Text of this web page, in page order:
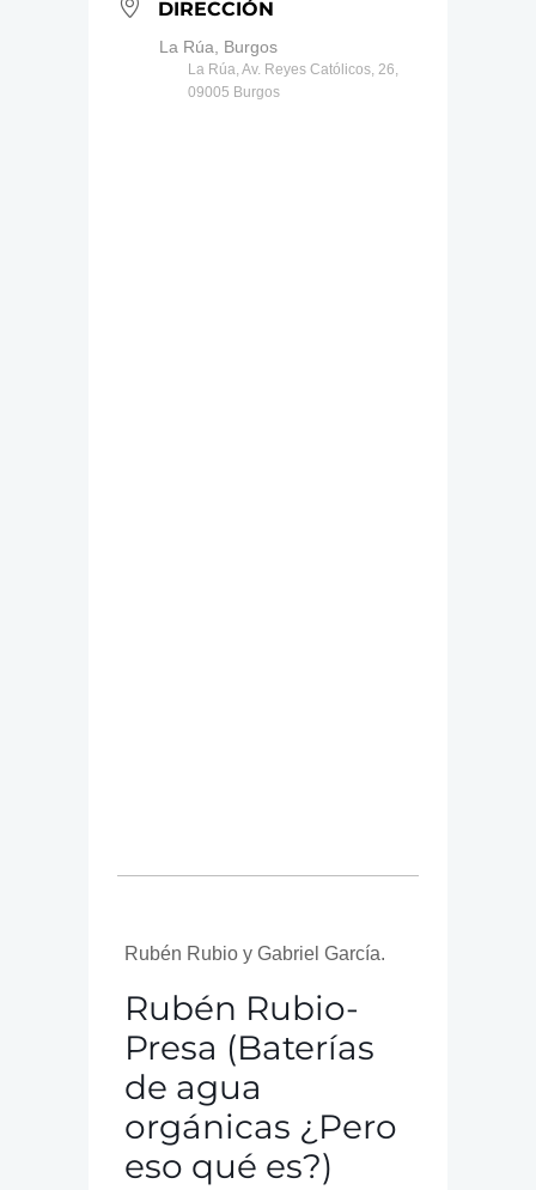
DIRECCIÓN
La Rúa, Burgos
La Rúa, Av. Reyes Católicos, 26,
09005 Burgos
Rubén Rubio y Gabriel García.
Rubén Rubio-
Presa (Baterías
de agua
orgánicas ¿Pero
eso qué es?)